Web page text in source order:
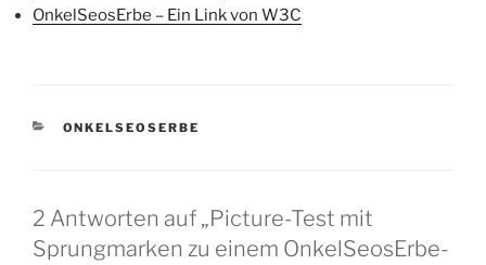
OnkelSeosErbe – Ein Link von W3C
KATEGORIEN
ONKELSEOSERBE
2 Antworten auf „Picture-Test mit
Sprungmarken zu einem OnkelSeosErbe-